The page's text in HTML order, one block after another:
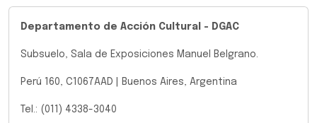
Departamento de Acción Cultural - DGAC
Subsuelo, Sala de Exposiciones Manuel Belgrano.
Perú 160, C1067AAD | Buenos Aires, Argentina
Tel.: (011) 4338-3040